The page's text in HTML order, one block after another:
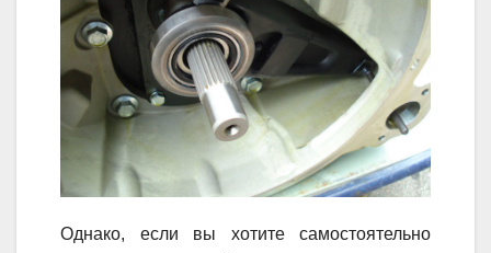
Однако, если вы хотите самостоятельно